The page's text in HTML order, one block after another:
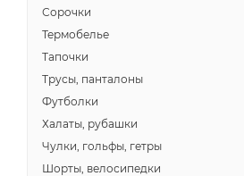
Сорочки
Термобелье
Тапочки
Трусы, панталоны
Футболки
Халаты, рубашки
Чулки, гольфы, гетры
Шорты, велосипедки